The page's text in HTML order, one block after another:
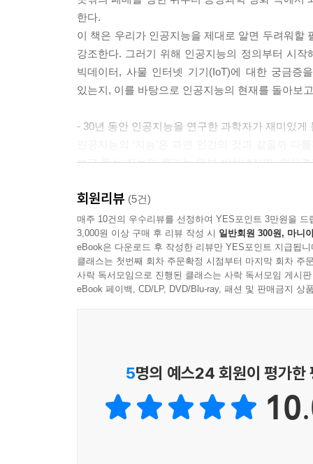
한다.
이 책은 우리가 인공지능을 제대로 알면 두려워할
강조한다. 그러기 위해 인공지능의 정의부터 시
빅데이터, 사물 인터넷 기기(IoT)에 대한 궁금증
있는지, 이를 바탕으로 인공지능의 현재를 돌아보
- 30년 동안 인공지능을 연구한 과학자가 재미있게
보고 듣는 지능의 원리는 일부 밝혀냈지만, 의사
과학자들은 어떻게 인간의 지능을 인공적으로 구
먼저 1956년 여름, 몇몇 과학자들이 모여 인공지
번의 시련을 겪으며 지금에 이르기까지 인공지
지능이 무엇인지, 인공지능은 어떤 방식으로 인
등 최신 연구 동향까지 차근차근 설명한다. 청
설명하는 대목에선누구라도 인공지능의 원리가
인공지능 대학원에서 학생들을 가르치는 저자
인공지능이 많을까, 인공지능은 4차 산업혁명에
질문의 답을 하나하나 찾아 나가면서 앞으로 도
회원리뷰 (5건)
매주 10건의 우수리뷰를 선정하여 YES포인트 3만원을 드
3,000원 이상 구매 후 리뷰 작성 시 일반회원 300원, 마니
eBook은 다운로드 후 작성한 리뷰만 YES포인트 지급됩니
클래스는 첫번째 회차 주문확정 시점부터 마지막 회차 주
사락 독서모임으로 진행된 클래스는 사락 독서모임 게시
eBook 페이백, CD/LP, DVD/Blu-ray, 패션 및 판매금지 상
5명의 예스24 회원이 평가한